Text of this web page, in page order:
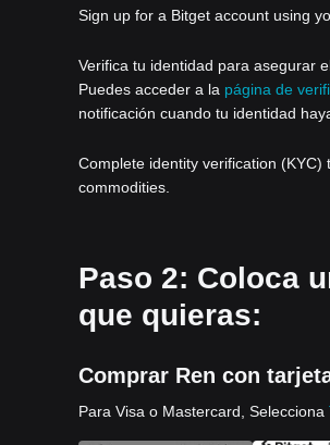
Sign up for a Bitget account using
Verifica tu identidad para asegurar
Puedes acceder a la página de
notificación cuando tu identidad
Complete identity verification
commodities.
Paso 2: Coloca
que quieras:
Comprar Ren con
Para Visa o Mastercard, Selecciona